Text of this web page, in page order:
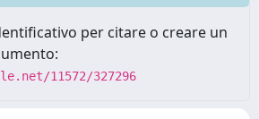
per citare o creare un
11572/327296